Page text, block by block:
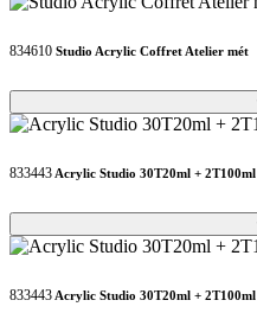
834610 Studio Acrylic Coffret Atelier mét
Loading...
Loading...
833443 Acrylic Studio 30T20ml + 2T100ml
Loading...
Loading...
833443 Acrylic Studio 30T20ml + 2T100ml